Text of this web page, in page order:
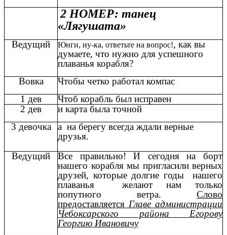
2 НОМЕР: танец
«Лягушата»
Ведущий Юнги, ну-ка, ответьте на вопрос!, как вы
думаете, что нужно для успешного
плаванья корабля?
Вовка
Чтобы четко работал компас
1 дев
Чтоб корабль был исправен
2 дев
и карта была точной
3 девочка
а на берегу всегда ждали верные
друзья.
Ведущий
Все правильно! И сегодня на борт
нашего корабля мы пригласили верных
друзей, которые долгие годы нашего
плаванья желают нам только
попутного ветра. Слово
предоставляется Главе администрации
Чебоксарского района Егорову
Георгию Ивановичу